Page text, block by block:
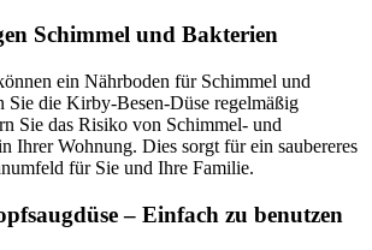
Schimmel und Bakterien
ein Nährboden für Schimmel und
Sie die Kirby-Besen-Düse regelmäßig
Sie das Risiko von Schimmel- und
Ihrer Wohnung. Dies sorgt für ein saubereres
für Sie und Ihre Familie.
– Einfach zu benutzen